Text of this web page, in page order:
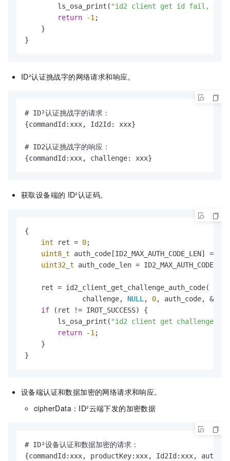
        ls_osa_print(
"id2 client get id fail,
return
-1;
    }
}
ID²认证挑战字的网络请求和响应。
# ID²认证挑战字的请求：
{commandId:xxx, Id2Id: xxx}
# ID2认证挑战字的响应：
{commandId:xxx, challenge: xxx}
获取设备端的 ID²认证码。
{
int ret = 0;
uint8_t auth_code[ID2_MAX_AUTH_CODE_LEN] = {
uint32_t auth_code_len =
    ret = id2_client_get_challenge_auth_code(
              challenge,
NULL, 0, auth_code,
if (ret != IROT_SUCCESS) {
        ls_osa_print(
"id2 client get challenge
return
-1;
    }
}
设备端认证和数据加密的网络请求和响应。
cipherData：ID²云端下发的加密数据
# ID²设备认证和数据加密的请求：
{commandId:xxx, productKey:xxx, Id2Id:xxx,